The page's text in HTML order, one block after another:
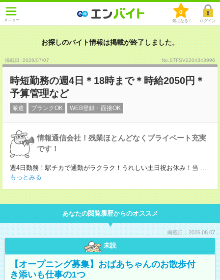
メニュー
0
気になる！ ログイン
お探しのバイト情報は掲載が終了しました。
掲載日 :2026/07/07 No.STFSV2204343996
時短勤務の週4日＊18時まで＊時給2050円＊
予算管理など
派遣 ブランクOK WEB登録・面接OK
情報通信会社！残業ほとんどなくプライベート充実
です！
週4日勤務！駅チカで通勤がラクラク！うれしい土日祝お休み！当 ...
もっとみる
あなたの閲覧履歴からのオススメ
掲載日：2026.08.07
未読
【オープニング募集】おばあちゃんのお散歩付
き添いも仕事の1つ